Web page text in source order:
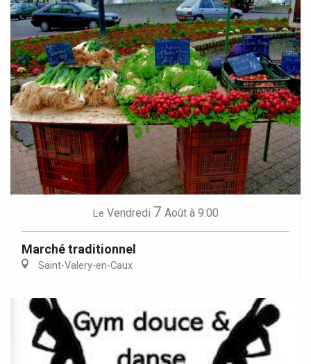
Le Vendredi 7 Août à 9:00
Marché traditionnel
Saint-Valery-en-Caux